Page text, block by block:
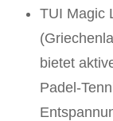
TUI Magic
bietet
Padel-